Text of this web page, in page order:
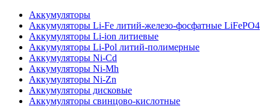
Аккумуляторы
Аккумуляторы Li-Fe литий-железо-фосфатные LiFePO4
Аккумуляторы Li-ion литиевые
Аккумуляторы Li-Pol литий-полимерные
Аккумуляторы Ni-Cd
Аккумуляторы Ni-Mh
Аккумуляторы Ni-Zn
Аккумуляторы дисковые
Аккумуляторы свинцово-кислотные